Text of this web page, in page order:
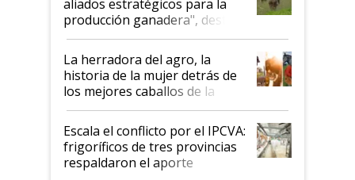
foco en la carne
aliados estratégicos para la
producción ganadera", destaca
la iniciativa que ya reúne a 46
establecimientos en Argentina
La herradora del agro, la
historia de la mujer detrás de
los mejores caballos de la
Argentina y los mitos que
todavía hacen sufrir a estos
animales: "Mientras me
descalificaban, yo seguí
haciendo currículum"
Escala el conflicto por el IPCVA:
frigoríficos de tres provincias
respaldaron el aporte